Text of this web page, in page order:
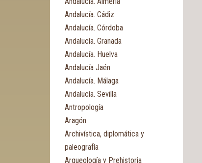
Andalucía. Cádiz
Andalucía. Córdoba
Andalucía. Granada
Andalucía. Huelva
Andalucía Jaén
Andalucía. Málaga
Andalucía. Sevilla
Antropología
Aragón
Archivística, diplomática y
paleografía
Arqueología y Prehistoria